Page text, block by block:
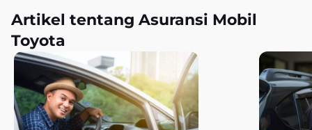
Artikel tentang Asuransi Mobil
Toyota